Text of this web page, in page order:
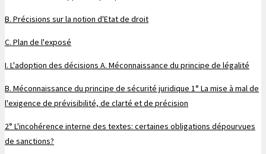
B. Précisions sur la notion d'Etat de droit
C. Plan de l'exposé
I. L'adoption des décisions A. Méconnaissance du principe de légalité
B. Méconnaissance du principe de sécurité juridique 1° La mise à mal de
l'exigence de prévisibilité, de clarté et de précision
2° L'incohérence interne des textes: certaines obligations dépourvues
de sanctions?